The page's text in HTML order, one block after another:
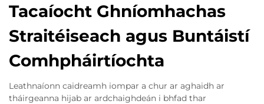
Tacaíocht Ghníomhachas
Straitéiseach agus Buntáistí
Comhpháirtíochta
Leathnaíonn caidreamh iompar a chur ar aghaidh ar
tháirgeanna hijab ar ardchaighdeán i bhfad thar